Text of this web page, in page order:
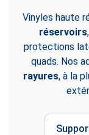
Vinyles haute
réservoirs,
protections
quads. Nos
rayures, à la